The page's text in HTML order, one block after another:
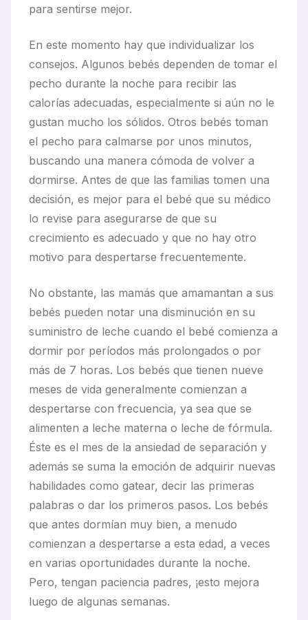
para sentirse mejor.
En este momento hay que individualizar los
consejos. Algunos bebés dependen de tomar el
pecho durante la noche para recibir las
calorías adecuadas, especialmente si aún no le
gustan mucho los sólidos. Otros bebés toman
el pecho para calmarse por unos minutos,
buscando una manera cómoda de volver a
dormirse. Antes de que las familias tomen una
decisión, es mejor para el bebé que su médico
lo revise para asegurarse de que su
crecimiento es adecuado y que no hay otro
motivo para despertarse frecuentemente.
No obstante, las mamás que amamantan a sus
bebés pueden notar una disminución en su
suministro de leche cuando el bebé comienza a
dormir por períodos más prolongados o por
más de 7 horas. Los bebés que tienen nueve
meses de vida generalmente comienzan a
despertarse con frecuencia, ya sea que se
alimenten a leche materna o leche de fórmula.
Éste es el mes de la ansiedad de separación y
además se suma la emoción de adquirir nuevas
habilidades como gatear, decir las primeras
palabras o dar los primeros pasos. Los bebés
que antes dormían muy bien, a menudo
comienzan a despertarse a esta edad, a veces
en varias oportunidades durante la noche.
Pero, tengan paciencia padres, ¡esto mejora
luego de algunas semanas.